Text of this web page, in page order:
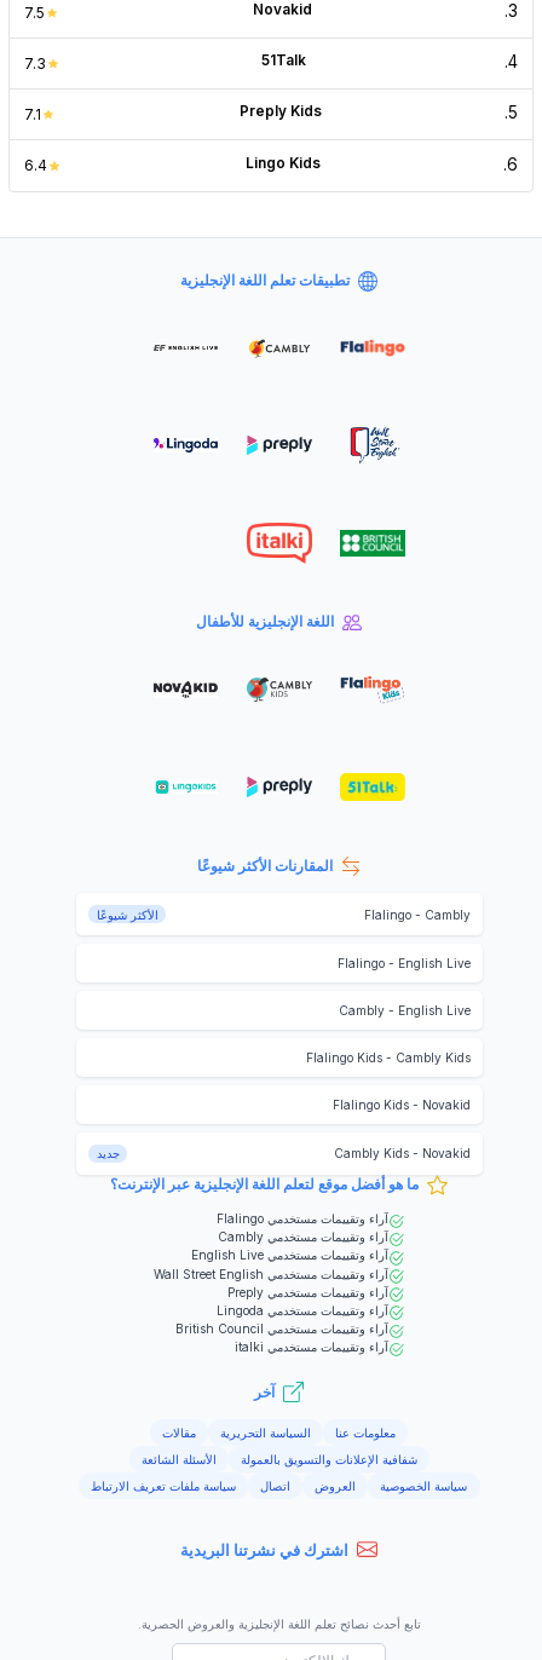
3
.
Novakid
7.5
4
.
51Talk
7.3
5
.
Preply Kids
7.1
6
.
Lingo Kids
6.4
تطبيقات تعلم اللغة الإنجليزية
اللغة الإنجليزية للأطفال
المقارنات الأكثر شيوعًا
Flalingo-Cambly الأكثر شيوعًا
Flalingo-English Live
Cambly-English Live
Flalingo Kids-Cambly Kids
Flalingo Kids-Novakid
Cambly Kids-Novakid جديد
ما هو أفضل موقع لتعلم اللغة الإنجليزية عبر الإنترنت؟
آراء وتقييمات مستخدمي Flalingo
آراء وتقييمات مستخدمي Cambly
آراء وتقييمات مستخدمي English Live
آراء وتقييمات مستخدمي Wall Street English
آراء وتقييمات مستخدمي Preply
آراء وتقييمات مستخدمي Lingoda
آراء وتقييمات مستخدمي British Council
آراء وتقييمات مستخدمي italki
آخر
معلومات عنا السياسة التحريرية
مقالات
شفافية الإعلانات والتسويق بالعمولة
الأسئلة الشائعة
سياسة الخصوصية
العروض اتصال سياسة ملفات تعريف الارتباط
اشترك في نشرتنا البريدية
تابع أحدث نصائح تعلم اللغة الإنجليزية والعروض الحصرية.